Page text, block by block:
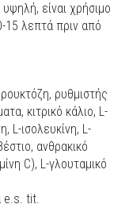
είναι χρήσιμο
15 λεπτά πριν από
ρυθμιστής
κιτρικό κάλιο, L-
L-ισολευκίνη, L-
ανθρακικό
C), L-γλουταμικό
e.s.tit.